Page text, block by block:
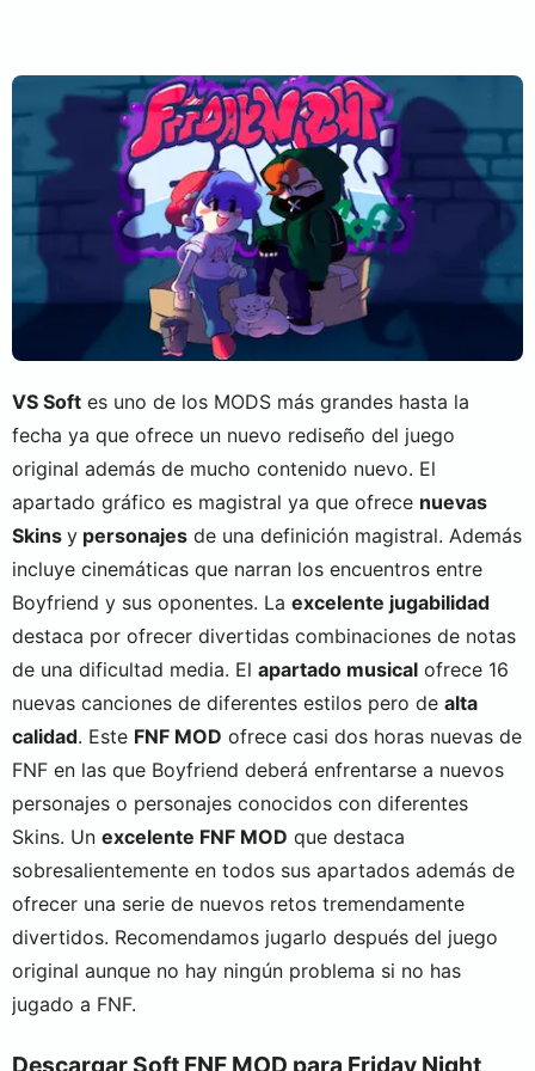
VS Soft es uno de los MODS más grandes hasta la
fecha ya que ofrece un nuevo rediseño del juego
original además de mucho contenido nuevo. El
apartado gráfico es magistral ya que ofrece nuevas
Skins y personajes de una definición magistral. Además
incluye cinemáticas que narran los encuentros entre
Boyfriend y sus oponentes. La excelente jugabilidad
destaca por ofrecer divertidas combinaciones de notas
de una dificultad media. El apartado musical ofrece 16
nuevas canciones de diferentes estilos pero de alta
calidad. Este FNF MOD ofrece casi dos horas nuevas de
FNF en las que Boyfriend deberá enfrentarse a nuevos
personajes o personajes conocidos con diferentes
Skins. Un excelente FNF MOD que destaca
sobresalientemente en todos sus apartados además de
ofrecer una serie de nuevos retos tremendamente
divertidos. Recomendamos jugarlo después del juego
original aunque no hay ningún problema si no has
jugado a FNF.
Descargar Soft FNF MOD para Friday Night